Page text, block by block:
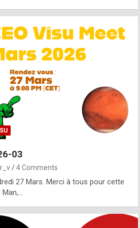
03
4 Comments
27 Mars. Merci à tous pour cette